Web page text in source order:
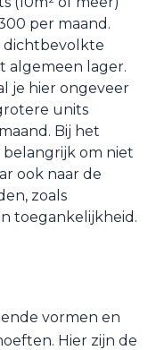
per maand.
dichtbevolkte
algemeen lager.
je hier ongeveer
units
Bij het
belangrijk om niet
ook naar de
zoals
toegankelijkheid.
vormen en
Hier zijn de